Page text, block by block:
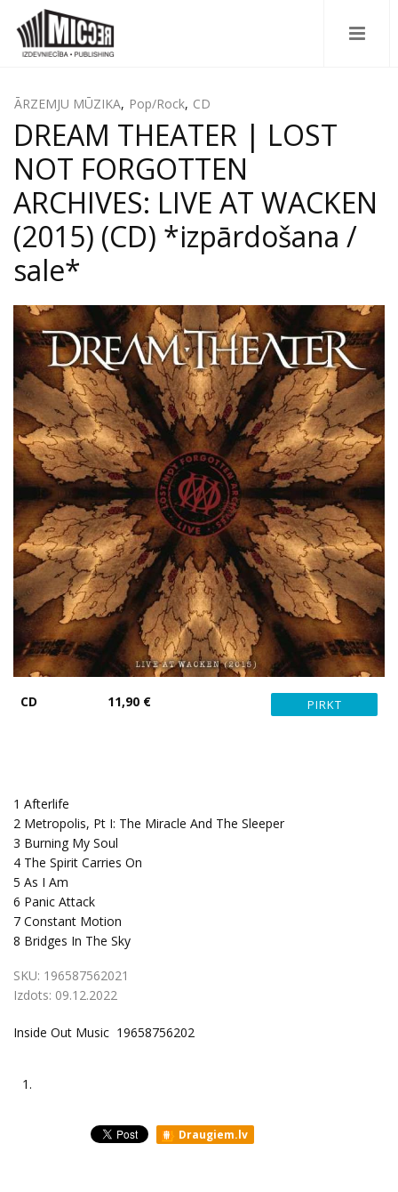
ĀRZEMJU MŪZIKA, Pop/Rock, CD
DREAM THEATER | LOST
NOT FORGOTTEN
ARCHIVES: LIVE AT WACKEN
(2015) (CD) *izpārdošana /
sale*
CD 11,90 €
1 Afterlife
2 Metropolis, Pt I: The Miracle And The Sleeper
3 Burning My Soul
4 The Spirit Carries On
5 As I Am
6 Panic Attack
7 Constant Motion
8 Bridges In The Sky
SKU: 196587562021
Izdots: 09.12.2022
Inside Out Music 19658756202
1.
Draugiem.lv